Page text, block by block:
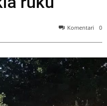
Komentari 0